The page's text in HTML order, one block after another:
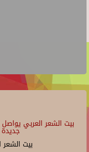
بيت الشعر العربي
بيت